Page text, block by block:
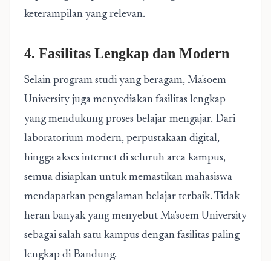
keterampilan yang relevan.
4. Fasilitas Lengkap dan Modern
Selain program studi yang beragam, Ma'soem
University juga menyediakan fasilitas lengkap
yang mendukung proses belajar-mengajar. Dari
laboratorium modern, perpustakaan digital,
hingga akses internet di seluruh area kampus,
semua disiapkan untuk memastikan mahasiswa
mendapatkan pengalaman belajar terbaik. Tidak
heran banyak yang menyebut Ma'soem University
sebagai salah satu kampus dengan fasilitas paling
lengkap di Bandung.